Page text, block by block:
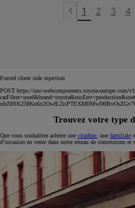
Previous page
1 2 3 4
Forced client side injection
POST https://usc-webcomponents.toyota-europe.com/
Trouvez votre type
Que vous souhaitiez acheter une citadine , une familiale
d’occasion en vente dans notre réseau de concessions et